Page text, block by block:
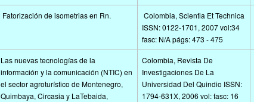
Fatorización de isometrias en Rn.
Colombia, Scientia Et Technica
ISSN: 0122-1701, 2007 vol:34
fasc: N/A págs: 473 - 475
Las nuevas tecnologías de la
información y la comunicación (NTIC) en
el sector agroturístico de Montenegro,
Quimbaya, Circasia y LaTebaida,
Colombia, Revista De
Investigaciones De La
Universidad Del Quindio ISSN:
1794-631X, 2006 vol: fasc: 16